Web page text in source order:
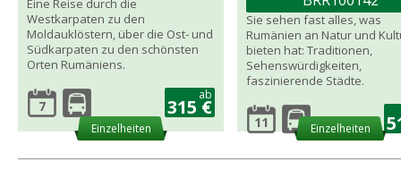
Eine Reise durch die
Westkarpaten zu den
Moldauklöstern, über die Ost- und
Südkarpaten zu den schönsten
Orten Rumäniens.
7
ab
315 €
Einzelheiten
Sie sehen fast alles, was
Rumänien an Natur und
bieten hat: Traditionen,
Sehenswürdigkeiten,
faszinierende Städte.
11 Einzelheiten